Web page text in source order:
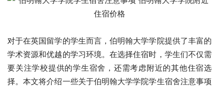
对于在英国留学的学生而言，伯明翰大学学院提供了丰富的
学术资源和优越的学习环境。在选择住宿时，学生们不仅需
要关注学校提供的学生宿舍，还需考虑附近的其他住宿选
择。本文将介绍一些关于伯明翰大学学院学生宿舍注意事项